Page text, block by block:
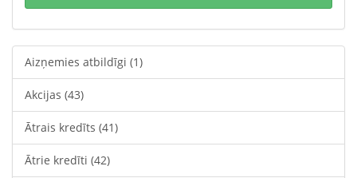
Aizņemies atbildīgi (1)
Akcijas (43)
Ātrais kredīts (41)
Ātrie kredīti (42)